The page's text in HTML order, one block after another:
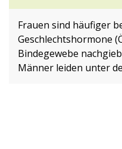
Frauen sind häufiger
Geschlechtshormone
Bindegewebe
Männer leiden unter